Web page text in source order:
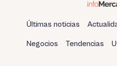
Últimas noticias
Negocios Tendencias